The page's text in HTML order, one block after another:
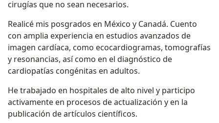
cirugías que no sean necesarios.
Realicé mis posgrados en México y Canadá. Cuento
con amplia experiencia en estudios avanzados de
imagen cardíaca, como ecocardiogramas, tomografías
y resonancias, así como en el diagnóstico de
cardiopatías congénitas en adultos.
He trabajado en hospitales de alto nivel y participo
activamente en procesos de actualización y en la
publicación de artículos científicos.